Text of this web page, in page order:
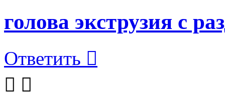
голова экструзия с
Ответить